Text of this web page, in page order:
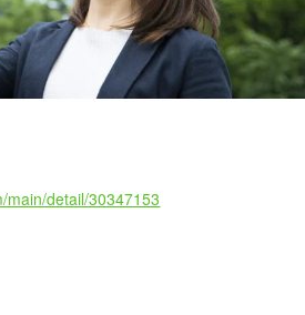
main/detail/30347153